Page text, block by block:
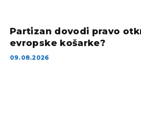
Partizan dovodi pravo
evropske košarke?
09.08.2026